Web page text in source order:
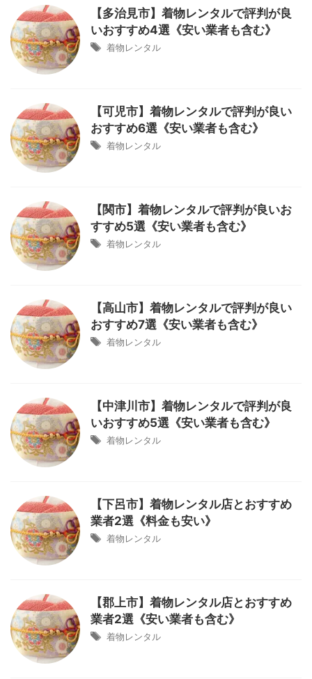
【多治見市】着物レンタルで評判が良
いおすすめ4選《安い業者も含む》
着物レンタル
【可児市】着物レンタルで評判が良い
おすすめ6選《安い業者も含む》
着物レンタル
【関市】着物レンタルで評判が良いお
すすめ5選《安い業者も含む》
着物レンタル
【高山市】着物レンタルで評判が良い
おすすめ7選《安い業者も含む》
着物レンタル
【中津川市】着物レンタルで評判が良
いおすすめ5選《安い業者も含む》
着物レンタル
【下呂市】着物レンタル店とおすすめ
業者2選《料金も安い》
着物レンタル
【郡上市】着物レンタル店とおすすめ
業者2選《安い業者も含む》
着物レンタル